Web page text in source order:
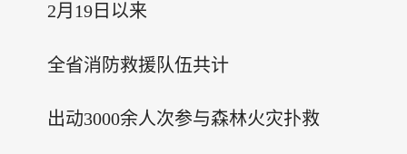
2月19日以来
全省消防救援队伍共计
出动3000余人次参与森林火灾扑救